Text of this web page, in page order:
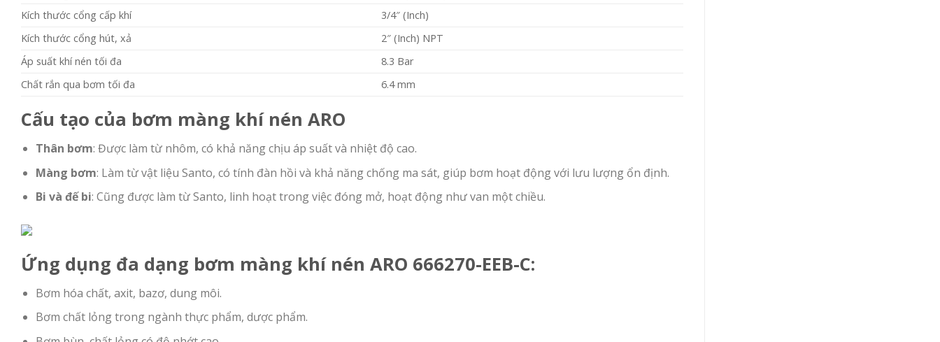
Kích thước cổng cấp khí
3/4″ (Inch)
Kích thước cổng hút, xả
2″ (Inch) NPT
Áp suất khí nén tối đa
8.3 Bar
Chất rắn qua bơm tối đa
6.4 mm
Cấu tạo của bơm màng khí nén ARO
Thân bơm: Được làm từ nhôm, có khả năng chịu áp suất và nhiệt độ cao.
Màng bơm: Làm từ vật liệu Santo, có tính đàn hồi và khả năng chống ma sát, giúp bơm hoạt động với lưu lượng ổn định.
Bi và đế bi: Cũng được làm từ Santo, linh hoạt trong việc đóng mở, hoạt động như van một chiều.
Ứng dụng đa dạng bơm màng khí nén ARO 666270-EEB-C:
Bơm hóa chất, axit, bazơ, dung môi.
Bơm chất lỏng trong ngành thực phẩm, dược phẩm.